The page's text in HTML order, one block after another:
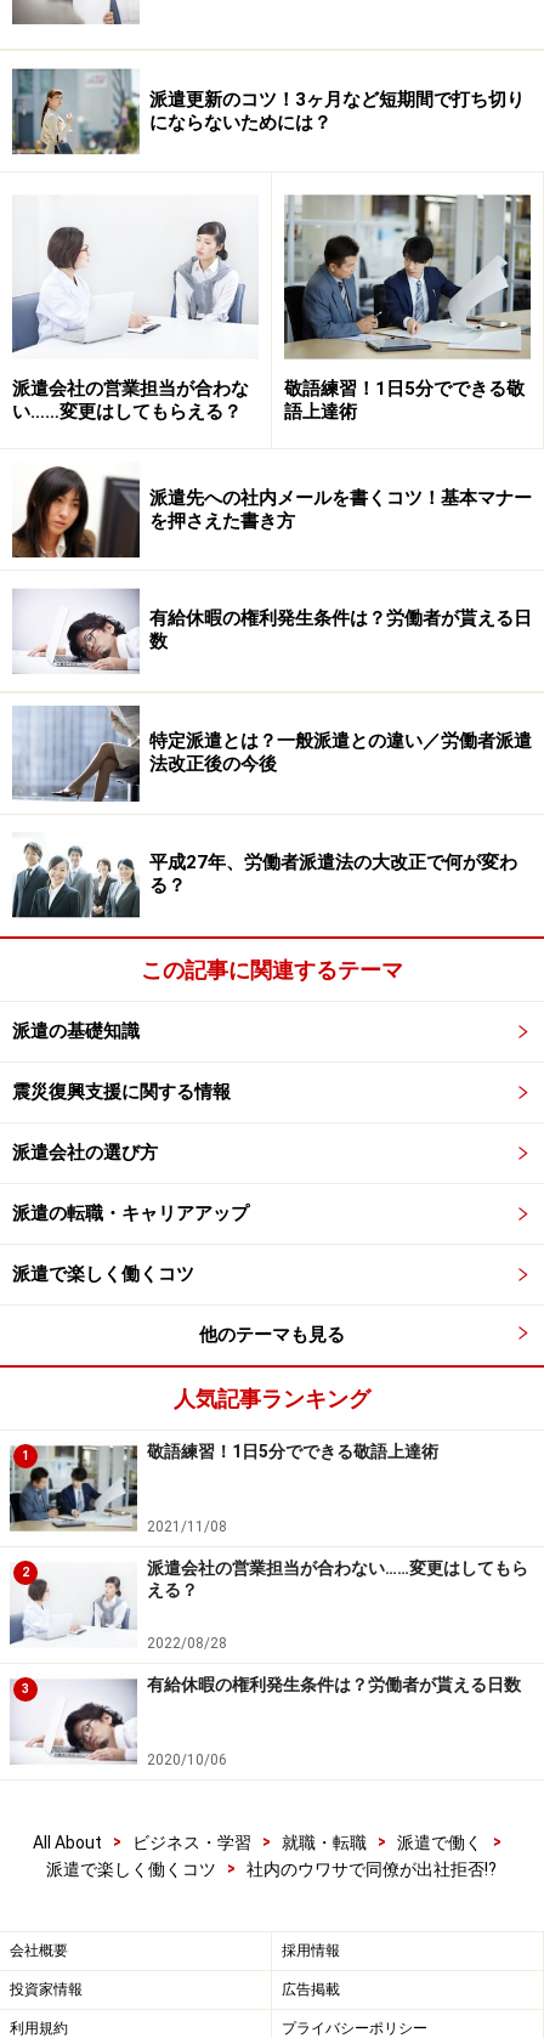
に仕事をすることもない二人なので、周囲に気づかれる
ことはないだろうと思っていました。
ところが、です。人事部に呼び出されたミナヨさんは、
突然次の契約更新の打ち切りを言い渡されました。ま
た、マナベ課長も地方支店への転勤が決定しました。
数日後、ミナヨさんは周りの人がヒソヒソとミナヨさん
のうわさをしているのを耳にしてしまいました。ミナヨ
さんは、あまりのショックに次の契約期間終了まであと
1ヶ月あったにもかかわらず、会社に行くのが嫌になっ
てしまいました。そして、事情が事情だけに派遣会社に
も相談できず、急に体調が悪くなったことにして休みを
もらうことにしました。
その後、マナベ課長と連絡は取っていないので、どうな
ったかわかりません。当然、派遣先から派遣会社へは、
契約更新をしない旨の報告がされ、ミナヨさんは登録し
ていた派遣会社から仕事は紹介してもらえなくなってし
まいました。
■派遣先の既婚社員との恋愛トラブルを未然に防ぐヒン
せっかく2年も仕事を続けてきたのに、トラブルに巻き
込まれてしまったミナヨさん。この場合、最初に誘って
きたマナベ課長にも責任はありますが、受けてしまった
ミナヨさんにも責任があります。会社であれば、既婚、
未婚ははっきりわかるはず。やはり、既婚者からのお誘
いは丁重にお断りすれば、思わぬトラブルに巻き込まれ
ることもないはず。
しかし、仕事がらみで断りきれずにトラブルに巻き込ま
※記事内容は執筆時点のものです。最新の内容をご確認くださ
い。
派遣更新のコツ！3ヶ月など短期間で打ち切り
にならないためには？
派遣会社の営業担当が合わな
い……変更はしてもらえる？
敬語練習！1日5分でできる敬
語上達術
派遣先への社内メールを書くコツ！基本マナー
を押さえた書き方
有給休暇の権利発生条件は？労働者が貰える日
数
特定派遣とは？一般派遣との違い／労働者派遣
法改正後の今後
平成27年、労働者派遣法の大改正で何が変わ
る？
この記事に関連するテーマ
派遣の基礎知識
震災復興支援に関する情報
派遣会社の選び方
派遣の転職・キャリアアップ
派遣で楽しく働くコツ
他のテーマも見る
人気記事ランキング
1 敬語練習！1日5分でできる敬語上達術
2021/11/08
2
派遣会社の営業担当が合わない……変更はしてもら
える？
2022/08/28
3 有給休暇の権利発生条件は？労働者が貰える日数
2020/10/06
All About > ビジネス・学習 > 就職・転職 > 派遣で働く
>
派遣で楽しく働くコツ
> 社内のウワサで同僚が出社拒否!?
会社概要 採用情報
投資家情報 広告掲載
利用規約 プライバシーポリシー